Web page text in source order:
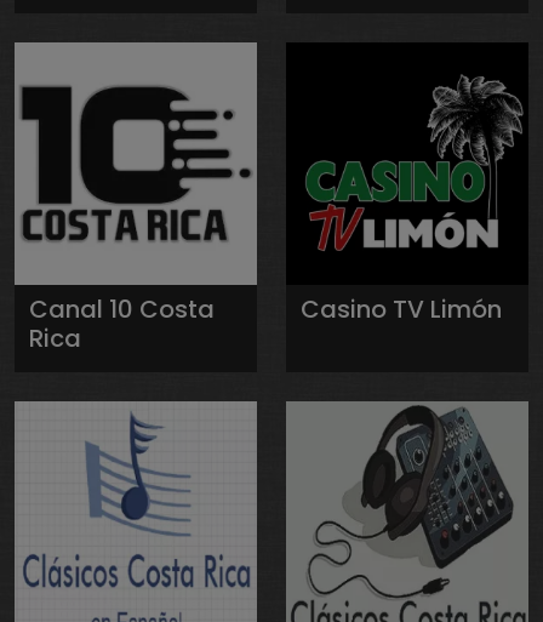
Canal 10 Costa
Rica
Casino TV Limón